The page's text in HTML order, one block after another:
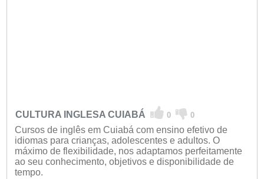
CULTURA INGLESA CUIABÁ 0 0
Cursos de inglês em Cuiabá com ensino efetivo de
idiomas para crianças, adolescentes e adultos. O
máximo de flexibilidade, nos adaptamos perfeitamente
ao seu conhecimento, objetivos e disponibilidade de
tempo.